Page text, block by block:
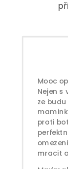
Mooc
Nejen s
ze
proti
mracit